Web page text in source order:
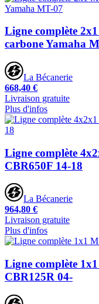
Ligne complète
carbone Yamaha
La Bécanerie
668,40 €
Livraison gratuite
Plus d'infos
Ligne complète
CBR650F 14-18
La Bécanerie
964,80 €
Livraison gratuite
Plus d'infos
Ligne complète
CBR125R 04-